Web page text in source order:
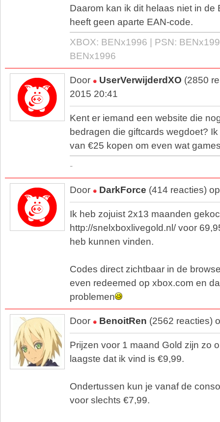
Daarom kan ik dit helaas niet in de
heeft geen aparte EAN-code.
XBOX: BENx1996 | PSN:
BENx1996
Door UserVerwijderdXO (2850
2015 20:41
Kent er iemand een website die
bedragen die giftcards wegdoet?
van €25 kopen om even wat
-
Door DarkForce (414 reacties)
Ik heb zojuist 2x13 maanden
http://snelxboxlivegold.nl/ voor
heb kunnen vinden.
Codes direct zichtbaar in de
even redeemed op xbox.com en
problemen
Door BenoitRen (2562 reacties)
Prijzen voor 1 maand Gold zijn zo
laagste dat ik vind is €9,99.
Ondertussen kun je vanaf de
voor slechts €7,99.